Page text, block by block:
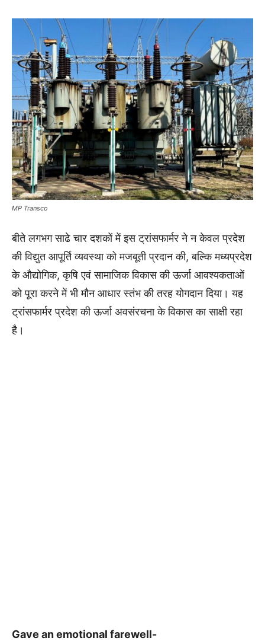
MP Transco
बीते लगभग साढे चार दशकों में इस ट्रांसफार्मर ने न केवल प्रदेश
की विद्युत आपूर्ति व्यवस्था को मजबूती प्रदान की, बल्कि मध्यप्रदेश
के औद्योगिक, कृषि एवं सामाजिक विकास की ऊर्जा आवश्यकताओं
को पूरा करने में भी मौन आधार स्तंभ की तरह योगदान दिया। यह
ट्रांसफार्मर प्रदेश की ऊर्जा अवसंरचना के विकास का साक्षी रहा
है।
Gave an emotional farewell-